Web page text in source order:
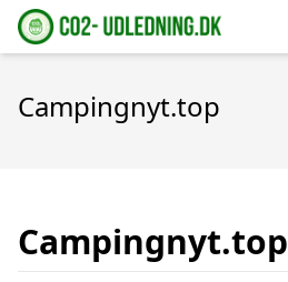
Campingnyt.top
Campingnyt.top